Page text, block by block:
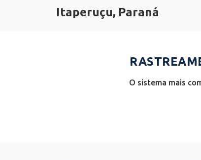
Itaperuçu, Paraná
O sistema mais